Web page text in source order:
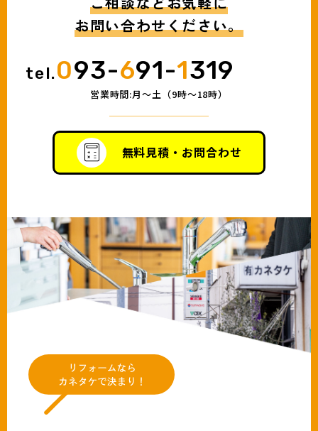
お問い合わせください。
tel.093-691-1319
営業時間:月〜土（9時〜18時）
無料見積・お問合わせ